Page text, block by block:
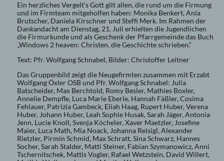
Ein herzliches Vergelt’s Gott gilt allen, die rund um die Firmung
und im Firmteam mitgeholfen haben: Monika Benkert, Ania
Brutscher, Daniela Kirschner und Steffi Merk. Im Rahmen der
Dankandacht am Dienstag, 21. Juli erhielten die Jugendlichen
die Firmurkunde und als Geschenk der Pfarrgemeinde das Buch
„Windows 2 heaven: Christen, die Geschichte schrieben.“
Text: Pfr. Wolfgang Schnabel, Bilder: Christoffer Leitner
Das Gruppenbild zeigt die Neugefirmten zusammen mit Erzabt
Wolfgang Öxler OSB und Pfr. Wolfgang Schnabel: Julia
Batscheider, Max Berchtold, Romy Besler, Mathies Boxler,
Annelie Dempfle, Luca Marie Eberle, Hannah Fäßler, Cosima
Fehlauer, Patrizia Gambeck, Eliah Haag, Rupert Huber, Verena
Huber, Johann Huber, Leah Sophie Husak, Sarah Jäger, Antonia
Jenn, Lucie Knoll, Svenja Köcheler, Xaver Maetzler, Josefine
Maier, Luca Math, Mia Noack, Johanna Reisigl, Alexander
Rietzler, Pirmin Schmid, Max Schratt, Sina Schwarz, Hannes
Socher, Sarah Stalder, Matti Steiner, Fabian Szymanowicz, Anni
Tschernitschek, Mattis Vogler, Rafael Wetzstein, David Willert,